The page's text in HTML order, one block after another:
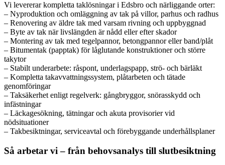
Vi levererar kompletta taklösningar i Edsbro och närliggande orter:
– Nyproduktion och omläggning av tak på villor, parhus och radhus
– Renovering av äldre tak med varsam rivning och uppbyggnad
– Byte av tak när livslängden är nådd eller efter skador
– Montering av tak med tegelpannor, betongpannor eller band/plåt
– Bitumentak (papptak) för låglutande konstruktioner och större
takytor
– Stabilt underarbete: råspont, underlagspapp, strö- och bärläkt
– Kompletta takavvattningssystem, plåtarbeten och tätade
genomföringar
– Taksäkerhet enligt regelverk: gångbryggor, snörasskydd och
infästningar
– Läckagesökning, tätningar och akuta provisorier vid
nödsituationer
– Takbesiktningar, serviceavtal och förebyggande underhållsplaner
Så arbetar vi – från behovsanalys till slutbesiktning